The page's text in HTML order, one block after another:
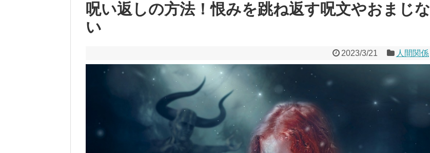
呪い返しの方法！恨みを跳ね返す呪文やおまじな
い
2023/3/21 人間関係